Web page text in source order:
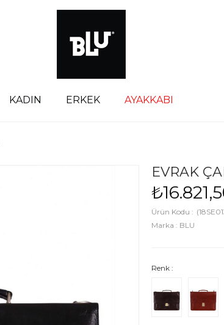
KADIN ERKEK AYAKKABI
EVRAK
Marka : BLU
Renk :